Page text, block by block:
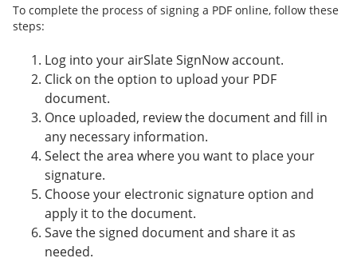
To complete the process of signing a PDF online, follow these
steps:
Log into your airSlate SignNow account.
Click on the option to upload your PDF
document.
Once uploaded, review the document and fill in
any necessary information.
Select the area where you want to place your
signature.
Choose your electronic signature option and
apply it to the document.
Save the signed document and share it as
needed.